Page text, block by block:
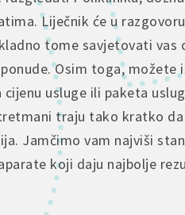
Liječnik će u
tome savjetovati vas
Osim toga, možete
usluge ili paketa
traju tako kratko
Jamčimo vam najviši
koji daju najbolje